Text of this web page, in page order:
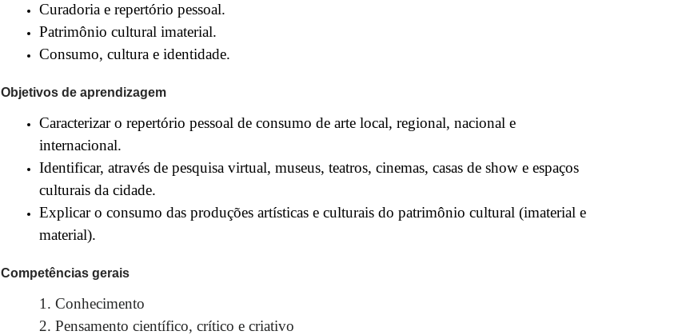
Curadoria e repertório pessoal.
Patrimônio cultural imaterial.
Consumo, cultura e identidade.
Objetivos de aprendizagem
Caracterizar o repertório pessoal de consumo de arte local, regional, nacional e
internacional.
Identificar, através de pesquisa virtual, museus, teatros, cinemas, casas de show e espaços
culturais da cidade.
Explicar o consumo das produções artísticas e culturais do patrimônio cultural (imaterial e
material).
Competências gerais
1. Conhecimento
2. Pensamento científico, crítico e criativo